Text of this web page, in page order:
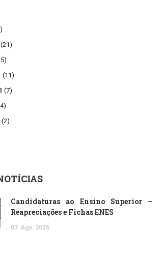
(21)
(11)
(7)
(2)
Candidaturas ao Ensino Superior –
Reapreciações e Fichas ENES
07 Ago 2026